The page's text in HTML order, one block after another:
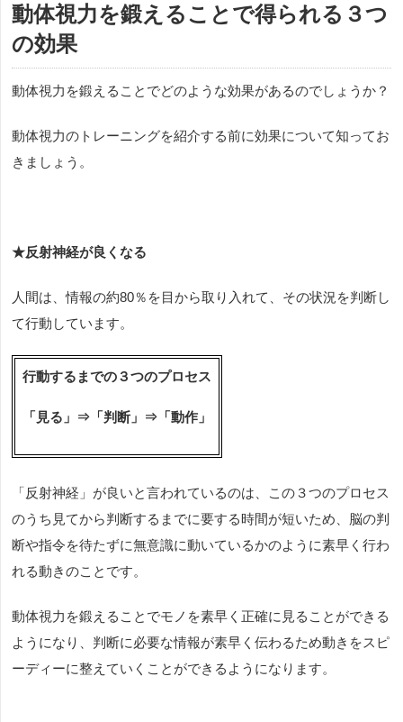
の最近話題の商品についてお伝...
動体視力を鍛えることで得られる３つ
の効果
動体視力を鍛えることでどのような効果があるのでしょうか？
動体視力のトレーニングを紹介する前に効果について知ってお
きましょう。
★反射神経が良くなる
人間は、情報の約80％を目から取り入れて、その状況を判断し
て行動しています。
行動するまでの３つのプロセス
「見る」⇒「判断」⇒「動作」
「反射神経」が良いと言われているのは、この３つのプロセス
のうち見てから判断するまでに要する時間が短いため、脳の判
断や指令を待たずに無意識に動いているかのように素早く行わ
れる動きのことです。
動体視力を鍛えることでモノを素早く正確に見ることができる
ようになり、判断に必要な情報が素早く伝わるため動きをスピ
ーディーに整えていくことができるようになります。